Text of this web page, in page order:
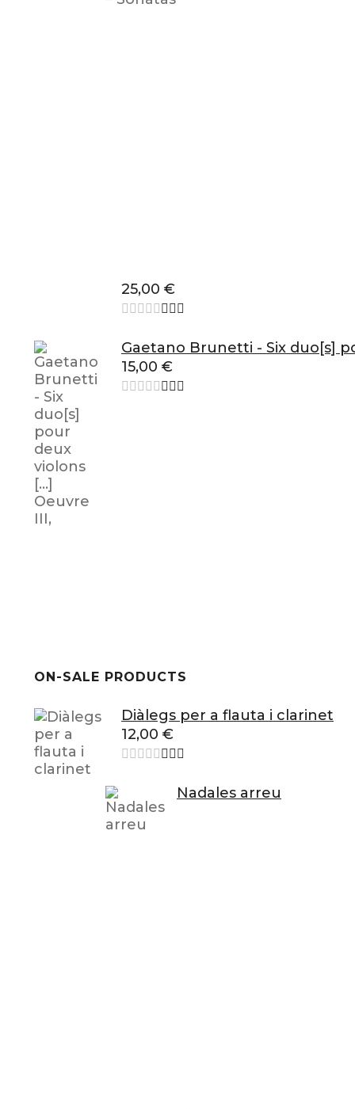
25,00 €
Gaetano Brunetti - Six duo[s]
15,00 €
ON-SALE PRODUCTS
Diàlegs per a flauta i clarinet
12,00 €
Nadales arreu